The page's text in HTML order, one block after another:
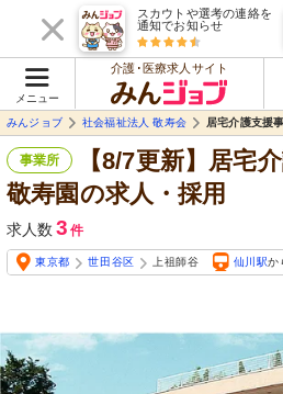
スカウトや選考の連絡を
通知でお知らせ
メニュー
介護･医療求人サイト
みんジョブ
社会福祉法人 敬寿会 居宅介護支援
事業所
【8/7更新】居宅
敬寿園の求人・採用
求人数 3 件
東京都 世田谷区 上祖師谷 仙川駅か